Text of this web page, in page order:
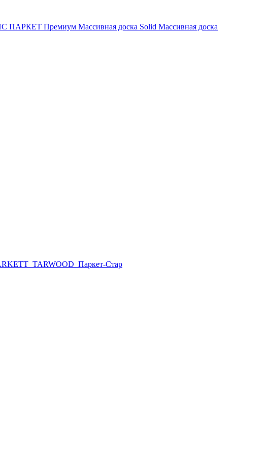
ПАРКЕТ Премиум Массивная доска Solid Массивная доска
TARWOOD Паркет-Стар